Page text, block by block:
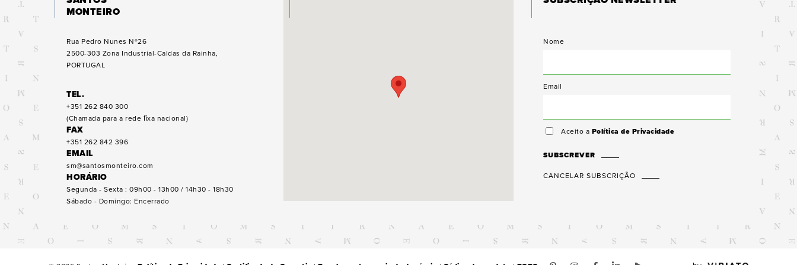
MONTEIRO
Rua Pedro Nunes Nº26
2500-303 Zona Industrial-Caldas da Rainha,
PORTUGAL
TEL.
+351 262 840 300
(Chamada para a rede ﬁxa nacional)
FAX
+351 262 842 396
EMAIL
sm@santosmonteiro.com
HORÁRIO
Segunda - Sexta : 09h00 - 13h00 / 14h30 - 18h30
Sábado - Domingo: Encerrado
Nome
Email
Aceito a Política de Privacidade
SUBSCREVER
CANCELAR SUBSCRIÇÃO